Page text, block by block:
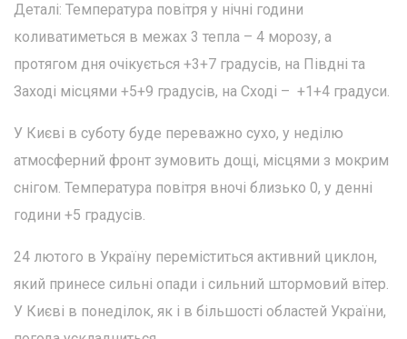
Деталі: Температура повітря у нічні години
коливатиметься в межах 3 тепла – 4 морозу, а
протягом дня очікується +3+7 градусів, на Півдні та
Заході місцями +5+9 градусів, на Сході – +1+4 градуси.
У Києві в суботу буде переважно сухо, у неділю
атмосферний фронт зумовить дощі, місцями з мокрим
снігом. Температура повітря вночі близько 0, у денні
години +5 градусів.
24 лютого в Україну переміститься активний циклон,
який принесе сильні опади і сильний штормовий вітер.
У Києві в понеділок, як і в більшості областей України,